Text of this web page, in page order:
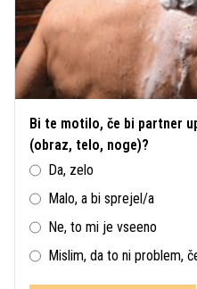
Bi te motilo, če bi partner
(obraz, telo, noge)?
Da, zelo
Malo, a bi sprejel/a
Ne, to mi je vseeno
Mislim, da to ni problem,